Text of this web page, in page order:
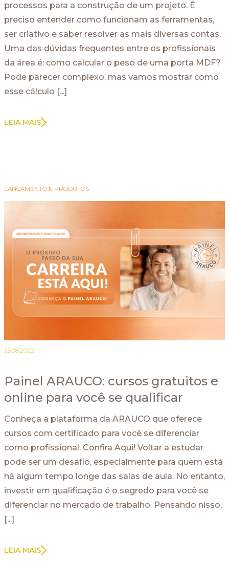
processos para a construção de um projeto. É
preciso entender como funcionam as ferramentas,
ser criativo e saber resolver as mais diversas contas.
Uma das dúvidas frequentes entre os profissionais
da área é: como calcular o peso de uma porta MDF?
Pode parecer complexo, mas vamos mostrar como
esse cálculo [...]
LEIA MAIS
LANÇAMENTO E PRODUTOS
25.08.2022
Painel ARAUCO: cursos gratuitos e
online para você se qualificar
Conheça a plataforma da ARAUCO que oferece
cursos com certificado para você se diferenciar
como profissional. Confira Aqui! Voltar a estudar
pode ser um desafio, especialmente para quem está
há algum tempo longe das salas de aula. No entanto,
investir em qualificação é o segredo para você se
diferenciar no mercado de trabalho. Pensando nisso,
[...]
LEIA MAIS